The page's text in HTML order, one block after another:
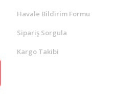
Havale Bildirim Formu
Sipariş Sorgula
Kargo Takibi